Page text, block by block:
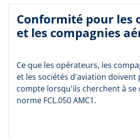
Conformité pour les
et les compagnies
Ce que les opérateurs, les
et les sociétés d'aviation doivent
compte lorsqu'ils cherchent à se
norme FCL.050 AMC1.